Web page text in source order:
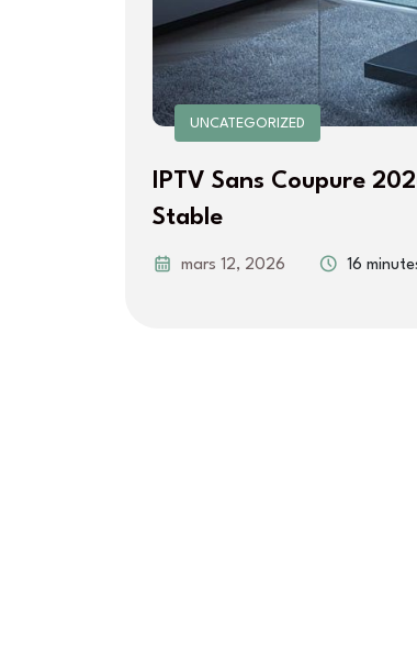
UNCATEGORIZED
IPTV Sans Coupure
Stable
mars 12, 2026 16